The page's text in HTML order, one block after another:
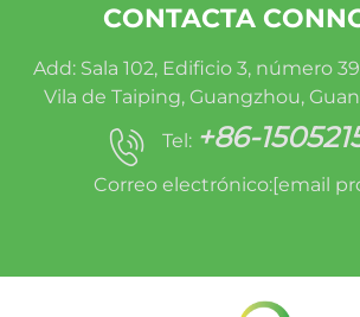
CONTACTA
Add: Sala 102, Edificio 3, número
Vila de Taiping, Guangzhou,
Tel: +86-
Correo electrónico:[email